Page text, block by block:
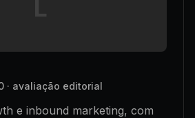
L
· avaliação editorial
e inbound marketing, com